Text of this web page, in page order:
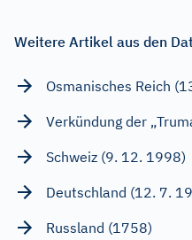
Weitere Artikel aus den
Osmanisches Reich
Verkündung der
Schweiz (9. 12. 1998)
Deutschland (12. 7.
Russland (1758)